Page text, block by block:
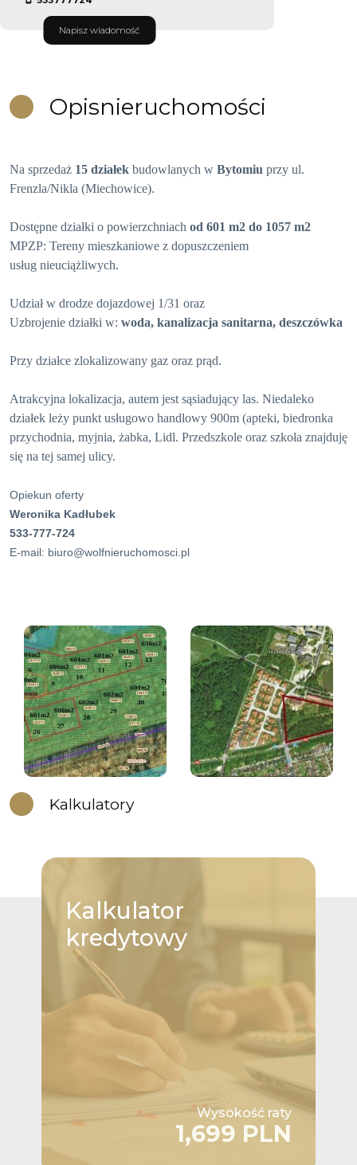
Napisz wiadomość
Opisnieruchomości
Na sprzedaż 15 działek budowlanych w Bytomiu przy ul.
Frenzla/Nikla (Miechowice).
Dostępne działki o powierzchniach od 601 m2 do 1057 m2
MPZP: Tereny mieszkaniowe z dopuszczeniem
usług nieuciążliwych.
Udział w drodze dojazdowej 1/31 oraz
Uzbrojenie działki w: woda, kanalizacja sanitarna, deszczówka
Przy działce zlokalizowany gaz oraz prąd.
Atrakcyjna lokalizacja, autem jest sąsiadujący las. Niedaleko
działek leży punkt usługowo handlowy 900m (apteki, biedronka
przychodnia, myjnia, żabka, Lidl. Przedszkole oraz szkoła znajduję
się na tej samej ulicy.
Opiekun oferty
Weronika Kadłubek
533-777-724
E-mail: biuro@wolfnieruchomosci.pl
Kalkulatory
Kalkulator
kredytowy
Wysokość raty
1,699 PLN